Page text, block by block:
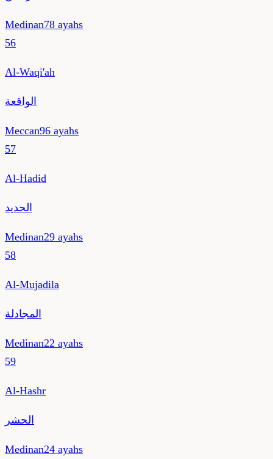
Medinan78 ayahs
56
Al-Waqi'ah
الواقعة
Meccan96 ayahs
57
Al-Hadid
الحديد
Medinan29 ayahs
58
Al-Mujadila
المجادلة
Medinan22 ayahs
59
Al-Hashr
الحشر
Medinan24 ayahs